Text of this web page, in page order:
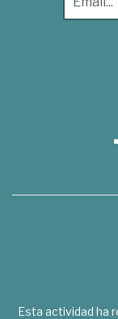
Esta actividad ha